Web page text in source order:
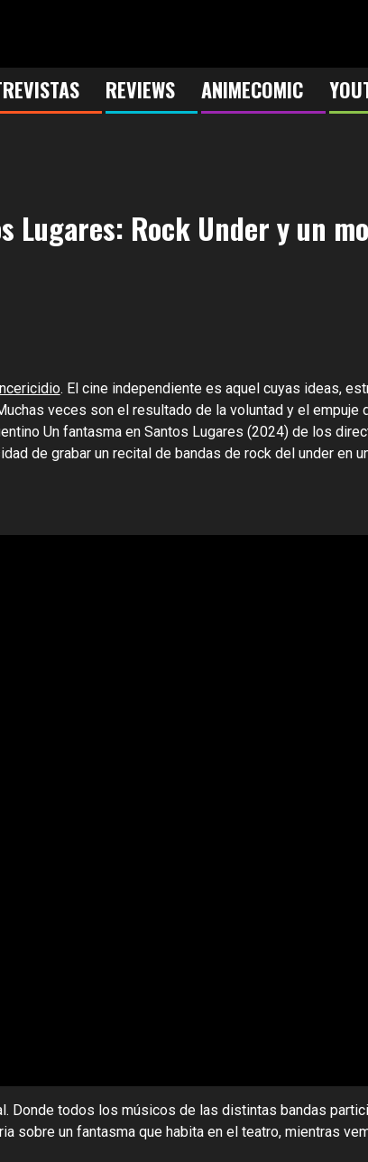
REVIEWS ANIMECOMIC
Lugares: Rock Under y un
. El cine independiente es aquel cuyas ideas,
veces son el resultado de la voluntad y el
Un fantasma en Santos Lugares (2024) de los
de grabar un recital de bandas de rock del under en
Donde todos los músicos de las distintas bandas
sobre un fantasma que habita en el teatro, mientras